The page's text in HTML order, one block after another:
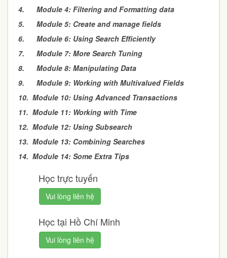
4. Module 4: Filtering and Formatting data
5. Module 5: Create and manage fields
6. Module 6: Using Search Efficiently
7. Module 7: More Search Tuning
8. Module 8: Manipulating Data
9. Module 9: Working with Multivalued Fields
10. Module 10: Using Advanced Transactions
11. Module 11: Working with Time
12. Module 12: Using Subsearch
13. Module 13: Combining Searches
14. Module 14: Some Extra Tips
Học trực tuyến
Vui lòng liên hệ
Học tại Hồ Chí Minh
Vui lòng liên hệ